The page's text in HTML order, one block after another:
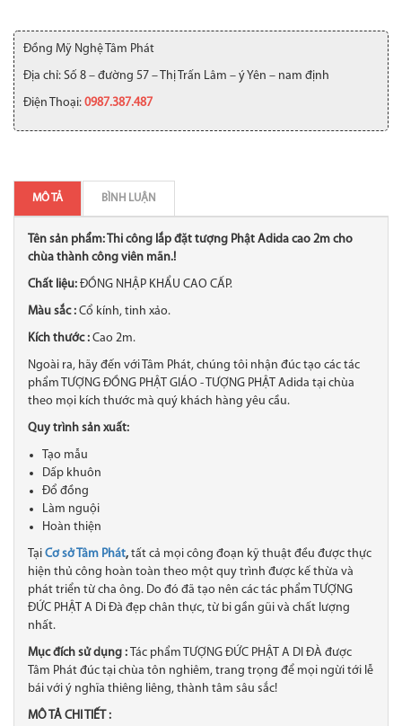
Đồng Mỹ Nghệ Tâm Phát
Địa chỉ: Số 8 – đường 57 – Thị Trấn Lâm – ý Yên – nam định
Điện Thoại: 0987.387.487
MÔ TẢ BÌNH LUẬN
Tên sản phẩm: Thi công lắp đặt tượng Phật Adida cao 2m cho
chùa thành công viên mãn.!
Chất liệu: ĐỒNG NHẬP KHẨU CAO CẤP.
Màu sắc : Cổ kính, tinh xảo.
Kích thước : Cao 2m.
Ngoài ra, hãy đến với Tâm Phát, chúng tôi nhận đúc tạo các tác
phẩm TƯỢNG ĐỒNG PHẬT GIÁO - TƯỢNG PHẬT Adida tại chùa
theo mọi kích thước mà quý khách hàng yêu cầu.
Quy trình sản xuất:
Tạo mẫu
Dấp khuôn
Đổ đồng
Làm nguội
Hoàn thiện
Tại Cơ sở Tâm Phát, tất cả mọi công đoạn kỹ thuật đều được thực
hiện thủ công hoàn toàn theo một quy trình được kế thừa và
phát triển từ cha ông. Do đó đã tạo nên các tác phẩm TƯỢNG
ĐỨC PHẬT A Di Đà đẹp chân thực​, từ bi gần gũi và chất lượng
nhất.
Mục đích sử dụng : Tác phẩm TƯỢNG ĐỨC PHẬT A DI ĐÀ được
Tâm Phát đúc tại chùa tôn nghiêm, trang trọng để mọi ngừi tới lễ
bái với ý nghĩa thiêng liêng, thành tâm sâu sắc!
MÔ TẢ CHI TIẾT :